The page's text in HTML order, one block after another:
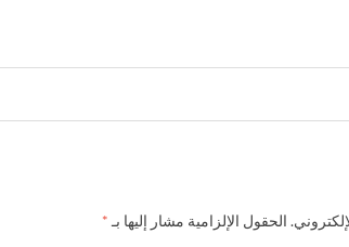
الحقول الإلزامية مشار إليها بـ *